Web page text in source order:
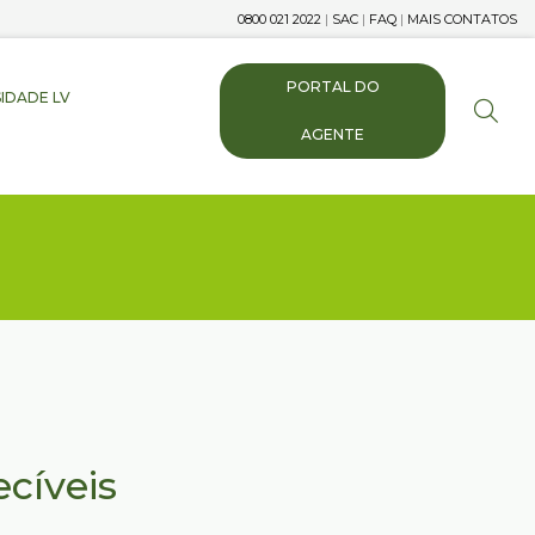
0800 021 2022 | SAC | FAQ | MAIS CONTATOS
LV
PORTAL DO
AGENTE